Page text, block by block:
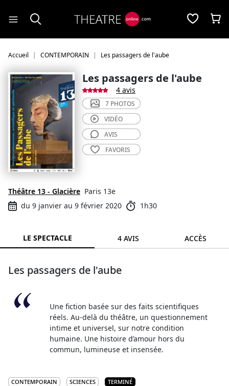
Accueil CONTEMPORAIN Les passagers de l'aube
Les passagers de l'aube
4 avis
Théâtre 13 - Glacière Paris 13e
du 9 janvier au 9 février 2020
1h30
7 PHOTOS
VIDÉO
AVIS
FAVORIS
LE SPECTACLE 4 AVIS ACCÈS
Les passagers de l'aube
Une fiction basée sur des faits scientifiques
réels. Au-delà du théâtre, un questionnement
intime et universel, sur notre condition
humaine. Une histoire d’amour hors du
commun, lumineuse et insensée.
CONTEMPORAIN SCIENCES TERMINÉ